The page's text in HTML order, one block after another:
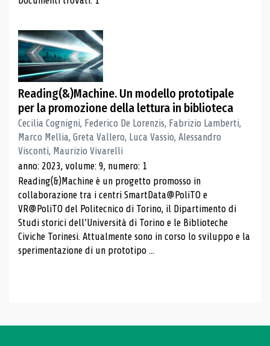
Reading(&)Machine. Un modello prototipale
per la promozione della lettura in biblioteca
Cecilia Cognigni, Federico De Lorenzis, Fabrizio Lamberti,
Marco Mellia, Greta Vallero, Luca Vassio, Alessandro
Visconti, Maurizio Vivarelli
anno: 2023, volume: 9, numero: 1
Reading(&)Machine è un progetto promosso in
collaborazione tra i centri SmartData@PoliTO e
VR@PoliTO del Politecnico di Torino, il Dipartimento di
Studi storici dell’Università di Torino e le Biblioteche
Civiche Torinesi. Attualmente sono in corso lo sviluppo e la
sperimentazione di un prototipo ...